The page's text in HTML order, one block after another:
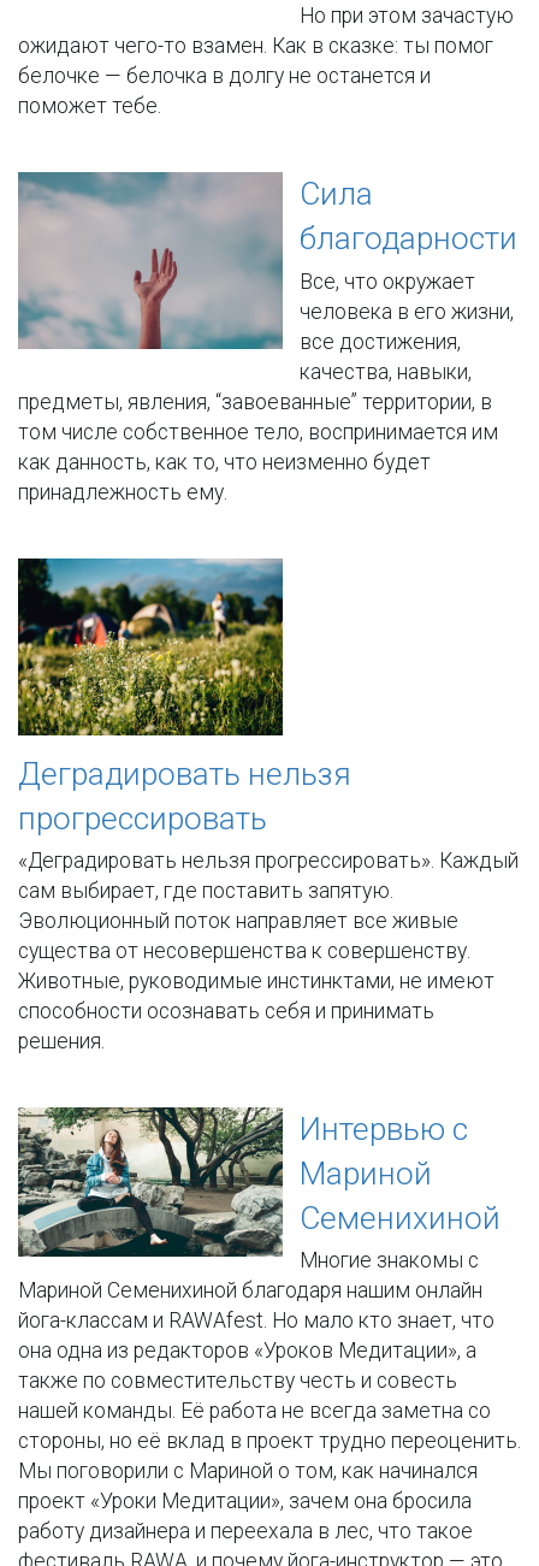
Но при этом зачастую
ожидают чего-то взамен. Как в сказке: ты помог
белочке — белочка в долгу не останется и
поможет тебе.
Сила
благодарности
Все, что окружает
человека в его жизни,
все достижения,
качества, навыки,
предметы, явления, “завоеванные” территории, в
том числе собственное тело, воспринимается им
как данность, как то, что неизменно будет
принадлежность ему.
Деградировать нельзя
прогрессировать
«Деградировать нельзя прогрессировать». Каждый
сам выбирает, где поставить запятую.
Эволюционный поток направляет все живые
существа от несовершенства к совершенству.
Животные, руководимые инстинктами, не имеют
способности осознавать себя и принимать
решения.
Интервью с
Мариной
Семенихиной
Многие знакомы с
Мариной Семенихиной благодаря нашим онлайн
йога-классам и RAWAfest. Но мало кто знает, что
она одна из редакторов «Уроков Медитации», а
также по совместительству честь и совесть
нашей команды. Её работа не всегда заметна со
стороны, но её вклад в проект трудно переоценить.
Мы поговорили с Мариной о том, как начинался
проект «Уроки Медитации», зачем она бросила
работу дизайнера и переехала в лес, что такое